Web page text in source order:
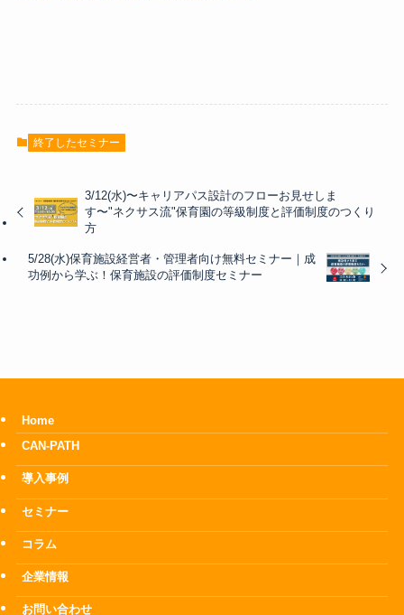
終了したセミナー
3/12(水)〜キャリアパス設計のフローお見せしま
す〜"ネクサス流"保育園の等級制度と評価制度のつくり
方
5/28(水)保育施設経営者・管理者向け無料セミナー｜成
功例から学ぶ！保育施設の評価制度セミナー
Home
CAN-PATH
導入事例
セミナー
コラム
企業情報
お問い合わせ